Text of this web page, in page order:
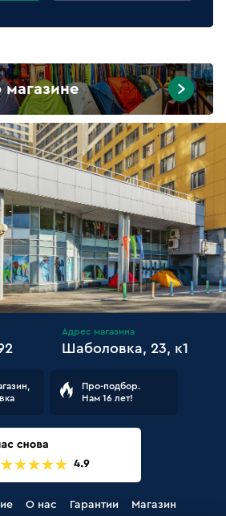
Адрес магазина
Шаболовка, 23, к1
Про-подбор.
Нам 16 лет!
О нас Гарантии Магазин